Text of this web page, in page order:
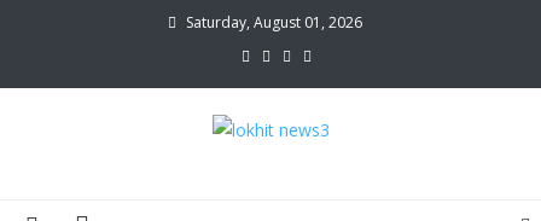
Saturday, August 01, 2026